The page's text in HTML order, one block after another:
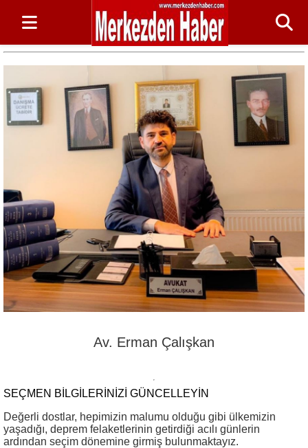
Av. Erman Çalışkan
SEÇMEN BILGILERINIZI GÜNCELLEYIN
Değerli dostlar, hepimizin malumu olduğu gibi ülkemizin
yaşadığı, deprem felaketlerinin getirdiği acılı günlerin
ardından seçim dönemine girmiş bulunmaktayız.